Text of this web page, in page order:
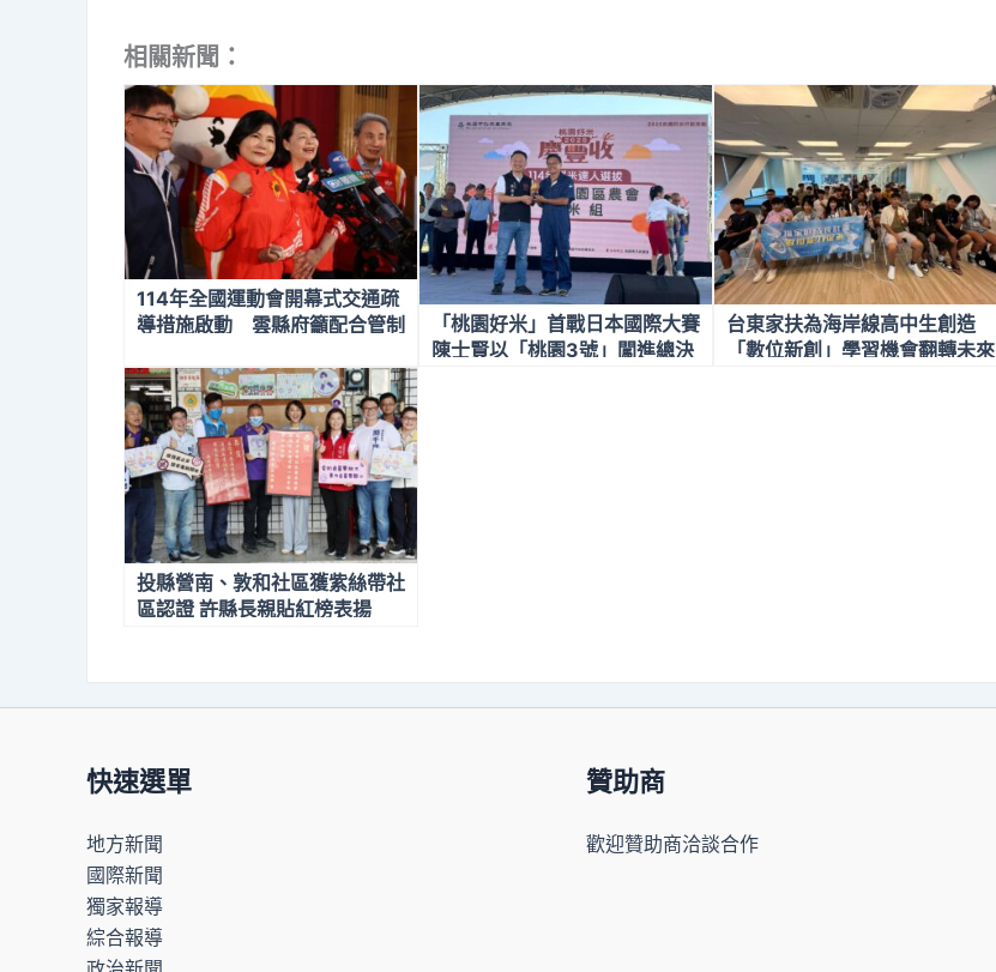
相關新聞：
114年全國運動會開幕式交通疏
導措施啟動 雲縣府籲配合管制
「桃園好米」首戰日本國際大賽
陳士賢以「桃園3號」闖進總決
台東家扶為海岸線高中生創造
「數位新創」學習機會翻轉未來
投縣營南、敦和社區獲紫絲帶社
區認證 許縣長親貼紅榜表揚
快速選單
地方新聞
國際新聞
獨家報導
綜合報導
贊助商
歡迎贊助商洽談合作